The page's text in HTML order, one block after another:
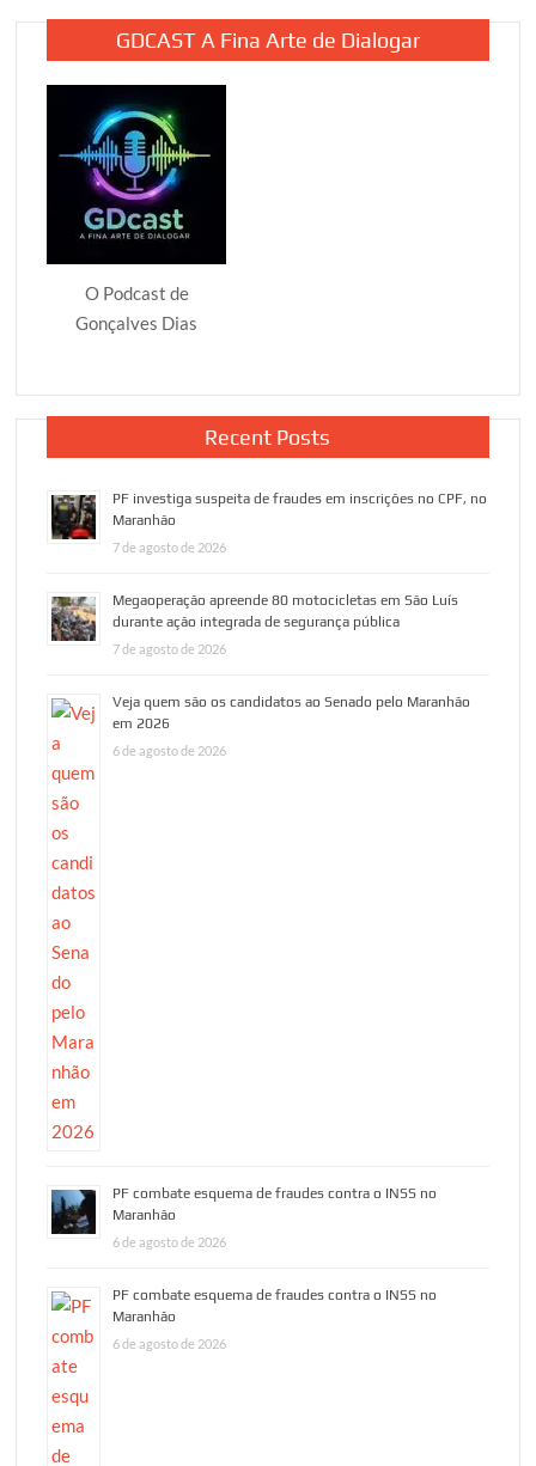
GDCAST A Fina Arte de Dialogar
O Podcast de
Gonçalves Dias
Recent Posts
PF investiga suspeita de fraudes em inscrições no CPF, no
Maranhão
7 de agosto de 2026
Megaoperação apreende 80 motocicletas em São Luís
durante ação integrada de segurança pública
7 de agosto de 2026
Veja quem são os candidatos ao Senado pelo Maranhão
em 2026
6 de agosto de 2026
PF combate esquema de fraudes contra o INSS no
Maranhão
6 de agosto de 2026
PF combate esquema de fraudes contra o INSS no
Maranhão
6 de agosto de 2026